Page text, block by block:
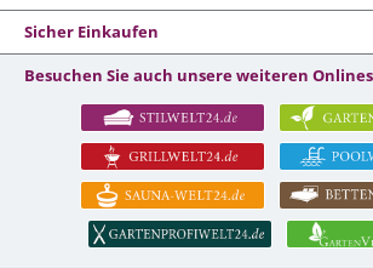
Sicher Einkaufen
Besuchen Sie auch unsere weiteren